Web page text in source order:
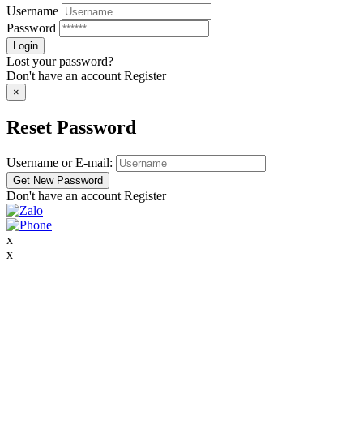
Username
Password
Lost your password?
Don't have an account Register
×
Reset Password
Username or E-mail:
Don't have an account Register
x
x